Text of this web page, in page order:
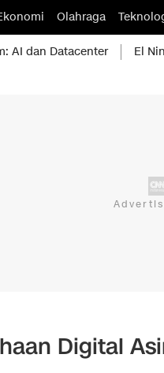
Olahraga
AI dan Datacenter El
Digital